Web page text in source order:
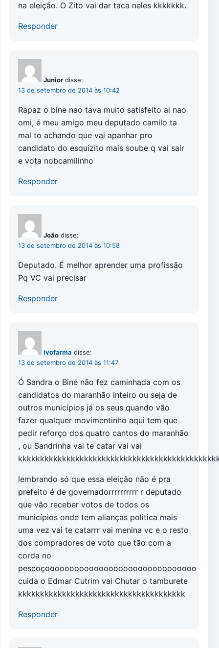
na eleição. O Zito vai dar taca neles kkkkkkk.
Responder
Junior disse:
13 de setembro de 2014 às 10:42
Rapaz o bine nao tava muito satisfeito ai nao
omi, é meu amigo meu deputado camilo ta
mal to achando que vai apanhar pro
candidato do esquizito mais soube q vai sair
e vota nobcamilinho
Responder
João disse:
13 de setembro de 2014 às 10:58
Deputado. É melhor aprender uma profissão
Pq VC vai precisar
Responder
ivofarma disse:
13 de setembro de 2014 às 11:47
Ó Sandra o Biné não fez caminhada com os
candidatos do maranhão inteiro ou seja de
outros municípios já os seus quando vão
fazer qualquer movimentinho aqui tem que
pedir reforço dos quatro cantos do maranhão
, ou Sandrinha vai te catar vai vai
lembrando só que essa eleição não é pra
prefeito é de governadorrrrrrrrrr r deputado
que vão receber votos de todos os
municípios onde tem alianças politica mais
uma vez vai te catarrr vai menina vc e o resto
dos compradores de voto que tão com a
corda no
pescoçooooooooooooooooooooooooooooooo
cuida o Edmar Cutrim vai Chutar o tamburete
kkkkkkkkkkkkkkkkkkkkkkkkkkkkkkkkkkkkkk
Responder